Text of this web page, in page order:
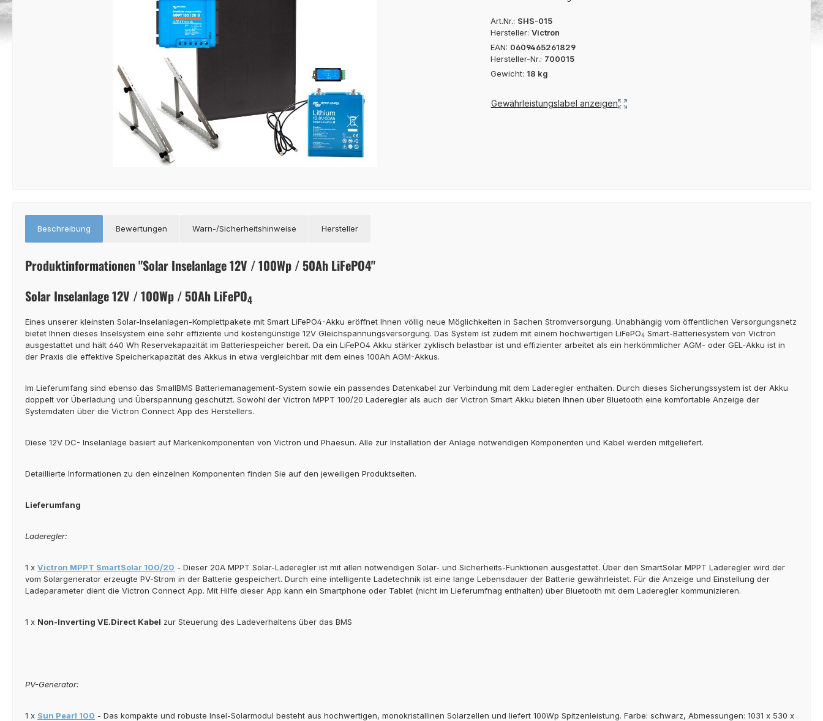
Art.Nr.: SHS-015
Hersteller: Victron
EAN: 0609465261829
Hersteller-Nr.: 700015
Gewicht: 18 kg
Gewährleistungslabel anzeigen
Beschreibung Bewertungen Warn-/Sicherheitshinweise Hersteller
Produktinformationen "Solar Inselanlage 12V / 100Wp / 50Ah LiFePO4"
Solar Inselanlage 12V / 100Wp / 50Ah LiFePO4
Eines unserer kleinsten Solar-Inselanlagen-Komplettpakete mit Smart LiFePO4-Akku eröffnet Ihnen völlig neue Möglichkeiten in Sachen Stromversorgung. Unabhängig vom öffentlichen Versorgungsnetz
bietet Ihnen dieses Inselsystem eine sehr effiziente und kostengünstige 12V Gleichspannungsversorgung. Das System ist zudem mit einem hochwertigen LiFePO4 Smart-Batteriesystem von Victron
ausgestattet und hält 640 Wh Reservekapazität im Batteriespeicher bereit. Da ein LiFePO4 Akku stärker zyklisch belastbar ist und effizienter arbeitet als ein herkömmlicher AGM- oder GEL-Akku ist in
der Praxis die effektive Speicherkapazität des Akkus in etwa vergleichbar mit dem eines 100Ah AGM-Akkus.
Im Lieferumfang sind ebenso das SmallBMS Batteriemanagement-System sowie ein passendes Datenkabel zur Verbindung mit dem Laderegler enthalten. Durch dieses Sicherungssystem ist der Akku
doppelt vor Überladung und Überspannung geschützt. Sowohl der Victron MPPT 100/20 Laderegler als auch der Victron Smart Akku bieten Ihnen über Bluetooth eine komfortable Anzeige der
Systemdaten über die Victron Connect App des Herstellers.
Diese 12V DC- Inselanlage basiert auf Markenkomponenten von Victron und Phaesun. Alle zur Installation der Anlage notwendigen Komponenten und Kabel werden mitgeliefert.
Detaillierte Informationen zu den einzelnen Komponenten finden Sie auf den jeweiligen Produktseiten.
Lieferumfang
Laderegler:
1 x Victron MPPT SmartSolar 100/20 - Dieser 20A MPPT Solar-Laderegler ist mit allen notwendigen Solar- und Sicherheits-Funktionen ausgestattet. Über den SmartSolar MPPT Laderegler wird der
vom Solargenerator erzeugte PV-Strom in der Batterie gespeichert. Durch eine intelligente Ladetechnik ist eine lange Lebensdauer der Batterie gewährleistet. Für die Anzeige und Einstellung der
Ladeparameter dient die Victron Connect App. Mit Hilfe dieser App kann ein Smartphone oder Tablet (nicht im Lieferumfnag enthalten) über Bluetooth mit dem Laderegler kommunizieren.
1 x Non-Inverting VE.Direct Kabel zur Steuerung des Ladeverhaltens über das BMS
PV-Generator:
1 x Sun Pearl 100 - Das kompakte und robuste Insel-Solarmodul besteht aus hochwertigen, monokristallinen Solarzellen und liefert 100Wp Spitzenleistung. Farbe: schwarz, Abmessungen: 1031 x 530 x